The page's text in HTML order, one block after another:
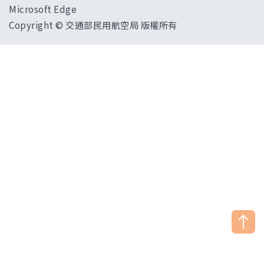
Microsoft Edge
Copyright © 交通部民用航空局 版權所有